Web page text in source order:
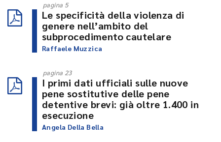
pagina 5
Le specificità della violenza di
genere nell’ambito del
subprocedimento cautelare
Raffaele Muzzica
pagina 23
I primi dati ufficiali sulle nuove
pene sostitutive delle pene
detentive brevi: già oltre 1.400 in
esecuzione
Angela Della Bella